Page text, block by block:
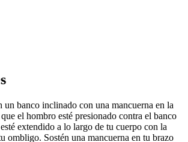
un banco inclinado con una mancuerna en la
el hombro esté presionado contra el banco
extendido a lo largo de tu cuerpo con la
ombligo. Sostén una mancuerna en tu brazo